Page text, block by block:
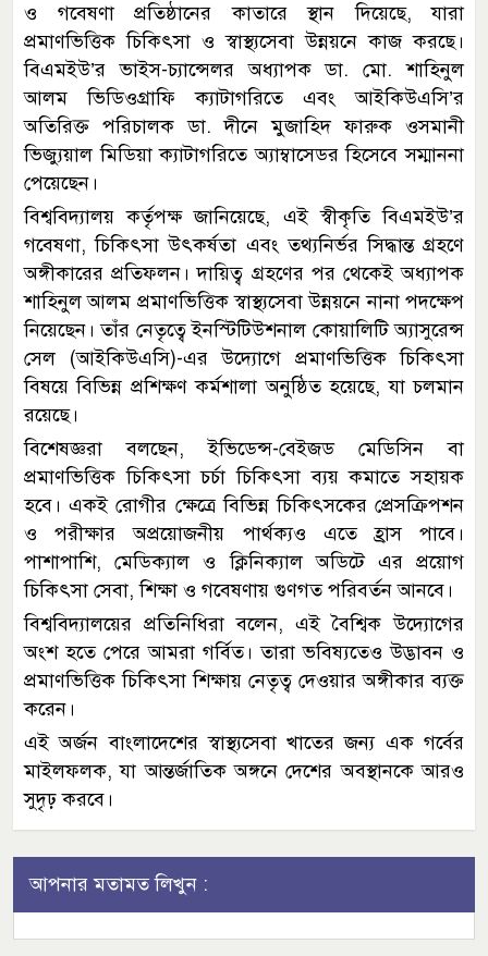
ও গবেষণা প্রতিষ্ঠানের কাতারে স্থান দিয়েছে, যারা
প্রমাণভিত্তিক চিকিৎসা ও স্বাস্থ্যসেবা উন্নয়নে কাজ করছে।
বিএমইউ’র ভাইস-চ্যান্সেলর অধ্যাপক ডা. মো. শাহিনুল
আলম ভিডিওগ্রাফি ক্যাটাগরিতে এবং আইকিউএসি’র
অতিরিক্ত পরিচালক ডা. দীনে মুজাহিদ ফারুক ওসমানী
ভিজ্যুয়াল মিডিয়া ক্যাটাগরিতে অ্যাম্বাসেডর হিসেবে সম্মাননা
পেয়েছেন।
বিশ্ববিদ্যালয় কর্তৃপক্ষ জানিয়েছে, এই স্বীকৃতি বিএমইউ’র
গবেষণা, চিকিৎসা উৎকর্ষতা এবং তথ্যনির্ভর সিদ্ধান্ত গ্রহণে
অঙ্গীকারের প্রতিফলন। দায়িত্ব গ্রহণের পর থেকেই অধ্যাপক
শাহিনুল আলম প্রমাণভিত্তিক স্বাস্থ্যসেবা উন্নয়নে নানা পদক্ষেপ
নিয়েছেন। তাঁর নেতৃত্বে ইনস্টিটিউশনাল কোয়ালিটি অ্যাসুরেন্স
সেল (আইকিউএসি)-এর উদ্যোগে প্রমাণভিত্তিক চিকিৎসা
বিষয়ে বিভিন্ন প্রশিক্ষণ কর্মশালা অনুষ্ঠিত হয়েছে, যা চলমান
রয়েছে।
বিশেষজ্ঞরা বলছেন, ইভিডেন্স-বেইজড মেডিসিন বা
প্রমাণভিত্তিক চিকিৎসা চর্চা চিকিৎসা ব্যয় কমাতে সহায়ক
হবে। একই রোগীর ক্ষেত্রে বিভিন্ন চিকিৎসকের প্রেসক্রিপশন
ও পরীক্ষার অপ্রয়োজনীয় পার্থক্যও এতে হ্রাস পাবে।
পাশাপাশি, মেডিক্যাল ও ক্লিনিক্যাল অডিটে এর প্রয়োগ
চিকিৎসা সেবা, শিক্ষা ও গবেষণায় গুণগত পরিবর্তন আনবে।
বিশ্ববিদ্যালয়ের প্রতিনিধিরা বলেন, এই বৈশ্বিক উদ্যোগের
অংশ হতে পেরে আমরা গর্বিত। তারা ভবিষ্যতেও উদ্ভাবন ও
প্রমাণভিত্তিক চিকিৎসা শিক্ষায় নেতৃত্ব দেওয়ার অঙ্গীকার ব্যক্ত
করেন।
এই অর্জন বাংলাদেশের স্বাস্থ্যসেবা খাতের জন্য এক গর্বের
মাইলফলক, যা আন্তর্জাতিক অঙ্গনে দেশের অবস্থানকে আরও
সুদৃঢ় করবে।
আপনার মতামত লিখুন :